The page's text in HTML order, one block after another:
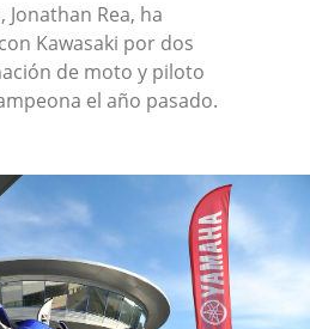
Rea, ha
Kawasaki por dos
de moto y piloto
el año pasado.